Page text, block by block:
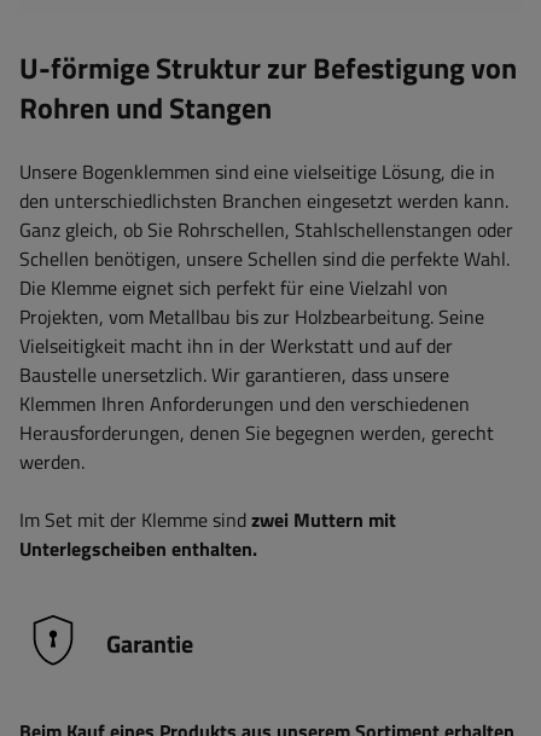
U-förmige Struktur zur Befestigung von
Rohren und Stangen
Unsere Bogenklemmen sind eine vielseitige Lösung, die in
den unterschiedlichsten Branchen eingesetzt werden kann.
Ganz gleich, ob Sie Rohrschellen, Stahlschellenstangen oder
Schellen benötigen, unsere Schellen sind die perfekte Wahl.
Die Klemme eignet sich perfekt für eine Vielzahl von
Projekten, vom Metallbau bis zur Holzbearbeitung. Seine
Vielseitigkeit macht ihn in der Werkstatt und auf der
Baustelle unersetzlich. Wir garantieren, dass unsere
Klemmen Ihren Anforderungen und den verschiedenen
Herausforderungen, denen Sie begegnen werden, gerecht
werden.
Im Set mit der Klemme sindzwei Muttern mit
Unterlegscheiben enthalten.
Garantie